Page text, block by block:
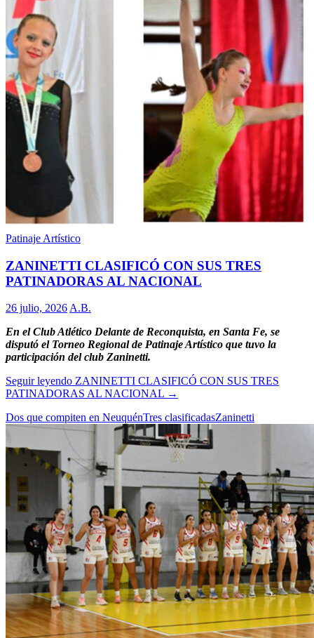
Patinaje Artístico
ZANINETTI CLASIFICÓ CON SUS TRES
PATINADORAS AL NACIONAL
26 julio, 2026 A.B.
En el Club Atlético Delante de Reconquista, en Santa Fe, se
disputó el Torneo Regional de Patinaje Artístico que tuvo la
participación del club Zaninetti.
Seguir leyendo ZANINETTI CLASIFICÓ CON SUS TRES
PATINADORAS AL NACIONAL →
Dos que compiten en NeuquénTres clasificadasZaninetti